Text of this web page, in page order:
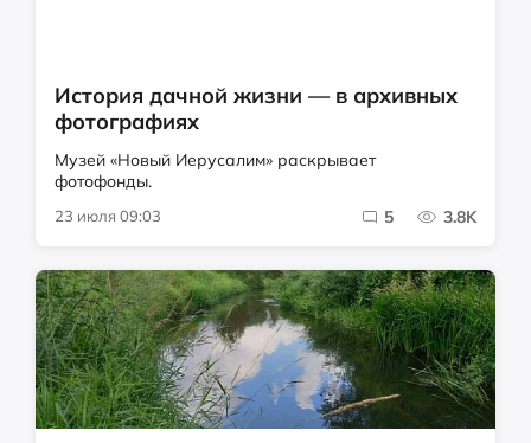
История дачной жизни — в архивных
фотографиях
Музей «Новый Иерусалим» раскрывает
фотофонды.
23 июля 09:03 5 3.8K